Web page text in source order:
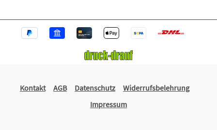
Kontakt AGB Datenschutz
Widerrufsbelehrung
Impressum